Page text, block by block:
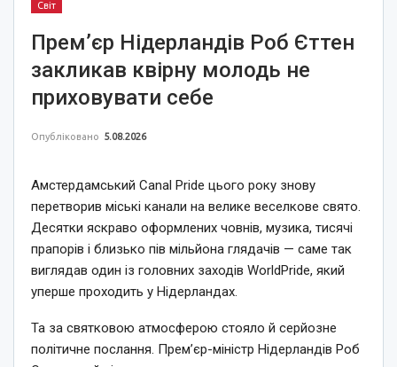
Світ
Прем’єр Нідерландів Роб Єттен
закликав квірну молодь не
приховувати себе
Опубліковано 5.08.2026
Амстердамський Canal Pride цього року знову
перетворив міські канали на велике веселкове свято.
Десятки яскраво оформлених човнів, музика, тисячі
прапорів і близько пів мільйона глядачів — саме так
виглядав один із головних заходів WorldPride, який
уперше проходить у Нідерландах.
Та за святковою атмосферою стояло й серйозне
політичне послання. Прем’єр-міністр Нідерландів Роб